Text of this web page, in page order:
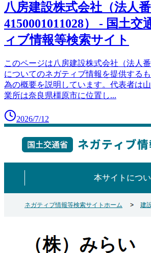
八房建設株式会社（法人
4150001011028） - 国土
ィブ情報等検索サイト
このページは八房建設株式会社（法人番
についてのネガティブ情報を提供する
為の概要を説明しています。代表者は
業所は奈良県橿原市に位置し...
2026/7/12